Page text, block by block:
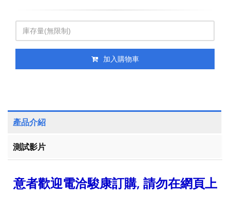
加入購物車
產品介紹
測試影片
意者歡迎電洽駿康訂購, 請勿在網頁上